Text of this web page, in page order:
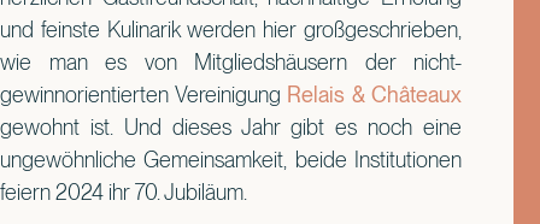
und feinste Kulinarik werden hier großgeschrieben,
wie man es von Mitgliedshäusern der nicht-
gewinnorientierten Vereinigung Relais & Châteaux
gewohnt ist. Und dieses Jahr gibt es noch eine
ungewöhnliche Gemeinsamkeit, beide Institutionen
feiern 2024 ihr 70. Jubiläum.